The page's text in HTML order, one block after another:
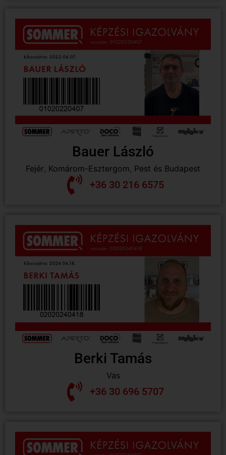
Bauer László
Fejér, Komárom-Esztergom, Pest és Budapest
+36 30 216 6575
Berki Tamás
Vas
+36 30 696 5707